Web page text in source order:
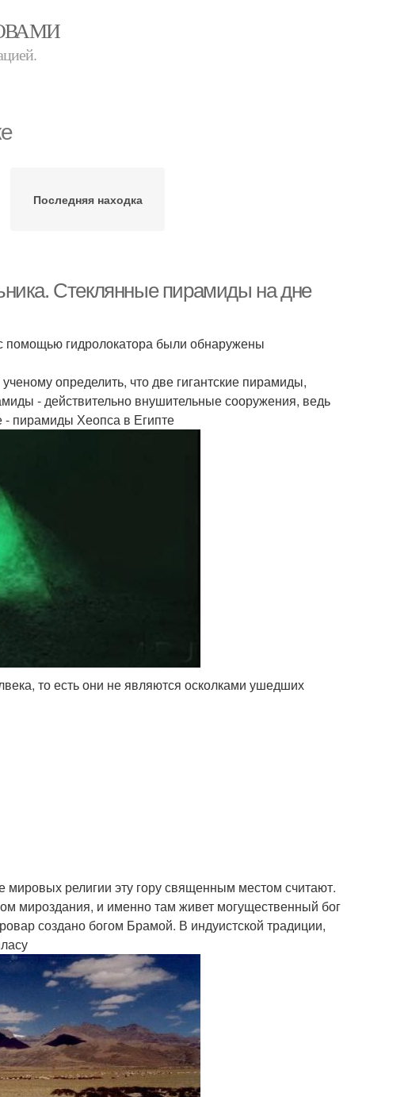
Последняя находка
Стеклянные пирамиды на дне
помощью гидролокатора были обнаружены
определить, что две гигантские пирамиды,
- действительно внушительные сооружения, ведь
пирамиды Хеопса в Египте
то есть они не являются осколками ушедших
религии эту гору священным местом считают.
мироздания, и именно там живет могущественный бог
создано богом Брамой. В индуистской традиции,